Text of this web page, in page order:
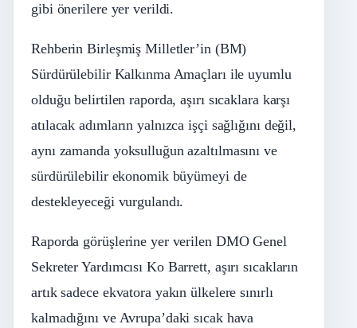
gibi önerilere yer verildi.
Rehberin Birleşmiş Milletler’in (BM)
Sürdürülebilir Kalkınma Amaçları ile uyumlu
olduğu belirtilen raporda, aşırı sıcaklara karşı
atılacak adımların yalnızca işçi sağlığını değil,
aynı zamanda yoksulluğun azaltılmasını ve
sürdürülebilir ekonomik büyümeyi de
destekleyeceği vurgulandı.
Raporda görüşlerine yer verilen DMO Genel
Sekreter Yardımcısı Ko Barrett, aşırı sıcakların
artık sadece ekvatora yakın ülkelere sınırlı
kalmadığını ve Avrupa’daki sıcak hava